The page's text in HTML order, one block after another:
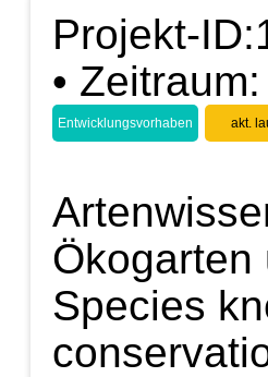
Projekt-
•
Entwicklungsvorhaben akt.
Ökogarten
Species